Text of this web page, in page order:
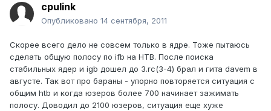
cpulink
Опубликовано 14 сентября, 2011
Скорее всего дело не совсем только в ядре. Тоже пытаюсь
сделать общую полосу по ifb на HTB. После поиска
стабильных ядер и igb дошел до 3.rc(3-4) брал и гита davem в
августе. Так вот про бараны - упорно повторяется ситуация с
общим htb и когда юзеров более 700 начинает зажимать
полосу. Доводил до 2100 юзеров, ситуация еще хуже